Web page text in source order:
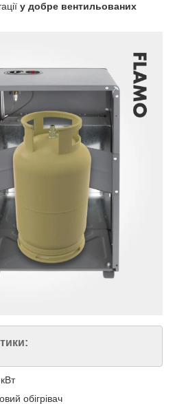
у добре вентильованих
обігрівач